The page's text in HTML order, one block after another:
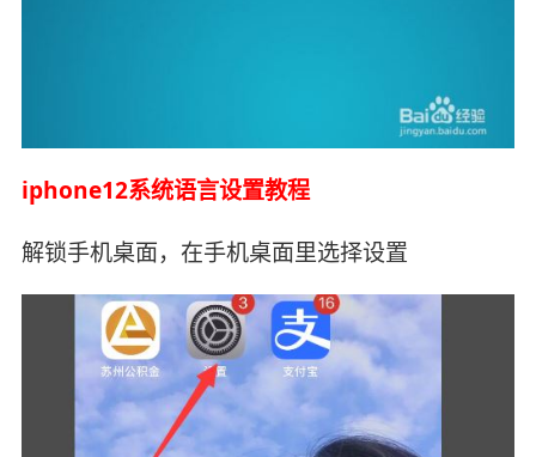
iphone12系统语言设置教程
解锁手机桌面，在手机桌面里选择设置